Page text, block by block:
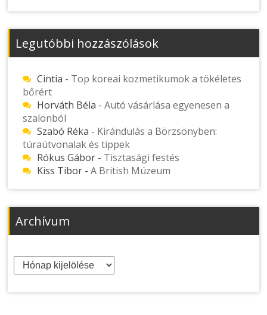
Legutóbbi hozzászólások
Cintia - Top koreai kozmetikumok a tökéletes
bőrért
Horváth Béla -Autó vásárlása egyenesen a
szalonból
Szabó Réka - Kirándulás a Börzsönyben:
túraútvonalak és tippek
Rókus Gábor - Tisztasági festés
Kiss Tibor -A British Múzeum
Archívum
Archívum